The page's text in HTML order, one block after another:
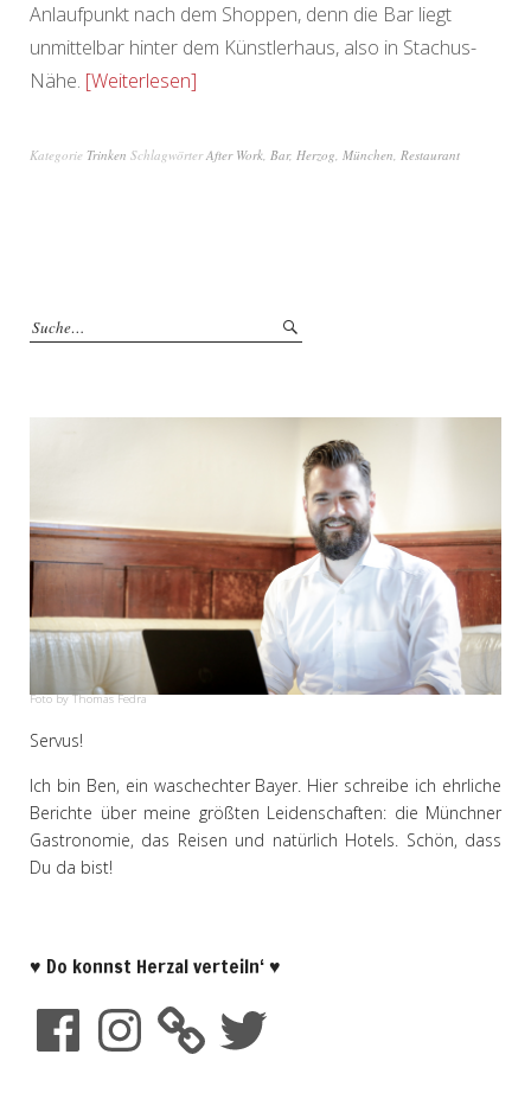
Anlaufpunkt nach dem Shoppen, denn die Bar liegt
unmittelbar hinter dem Künstlerhaus, also in Stachus-
Nähe. Weiterlesen
Kategorie Trinken SchlagwörterAfter Work, Bar, Herzog, München, Restaurant
Foto by Thomas Fedra
Servus!
Ich bin Ben, ein waschechter Bayer. Hier schreibe ich ehrliche
Berichte über meine größten Leidenschaften: die Münchner
Gastronomie, das Reisen und natürlich Hotels. Schön, dass
Du da bist!
♥ Do konnst Herzal verteiln‘ ♥